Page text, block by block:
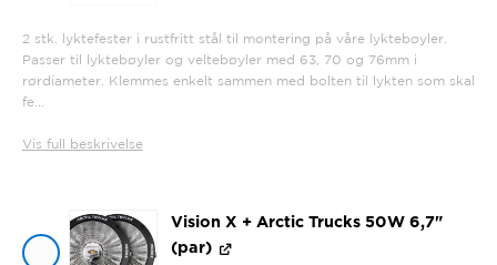
2 stk. lyktefester i rustfritt stål til montering på våre lyktebøyler.
Passer til lyktebøyler og veltebøyler med 63, 70 og 76mm i
rørdiameter. Klemmes enkelt sammen med bolten til lykten som skal
fe...
Vis full beskrivelse
Vision X + Arctic Trucks 50W 6,7"
(par)